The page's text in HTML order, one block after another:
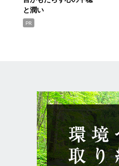
と潤い
PR